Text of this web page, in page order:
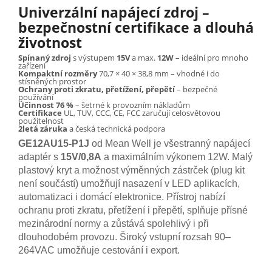
Univerzální napájecí zdroj –
bezpečnostní certifikace a dlouhá
životnost
Spínaný zdroj s výstupem 15Va max. 12W– ideální pro mnoho
zařízení
Kompaktní rozměry70,7 × 40 × 38,8 mm – vhodné i do
stísněných prostor
Ochrany proti zkratu, přetížení, přepětí– bezpečné
používání
Účinnost 76 %– šetrné k provozním nákladům
Certifikace UL, TUV, CCC, CE, FCC zaručují celosvětovou
použitelnost
2letá záruka a česká technická podpora
GE12AU15-P1J od Mean Well je všestranný napájecí
adaptér s 15V/0,8A a maximálním výkonem 12W. Malý
plastový kryt a možnost výměnných zástrček (plug kit
není součástí) umožňují nasazení v LED aplikacích,
automatizaci i domácí elektronice. Přístroj nabízí
ochranu proti zkratu, přetížení i přepětí, splňuje přísné
mezinárodní normy a zůstává spolehlivý i při
dlouhodobém provozu. Široký vstupní rozsah 90–
264VAC umožňuje cestování i export.